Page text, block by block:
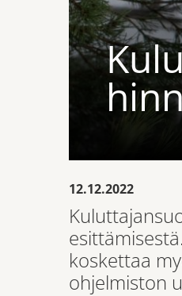
12.12.2022
koskettaa
ohjelmiston